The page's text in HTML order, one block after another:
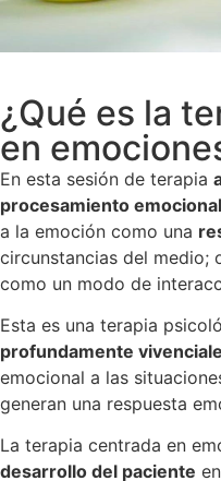
¿Qué es la
en
En esta sesión de terapia
procesamiento emocional
a la emoción como una
circunstancias del medio;
como un modo de
Esta es una terapia
profundamente
emocional a las
generan una respuesta
La terapia centrada en
desarrollo del paciente